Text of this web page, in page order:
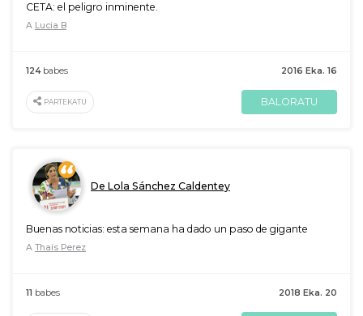
CETA: el peligro inminente.
A Lucia B
2016 Eka. 16
124babes
PARTEKATU BALORATU
De Lola Sánchez Caldentey
Buenas noticias: esta semana ha dado un paso de gigante
A Thaís Perez
2018 Eka. 20
11 babes